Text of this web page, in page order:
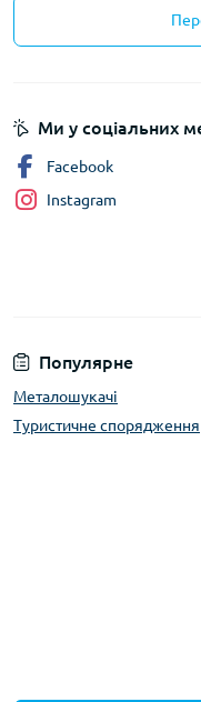
Популярне
Металошукачі
Туристичне спорядження
Ми у соціальних
Facebook
Instagram